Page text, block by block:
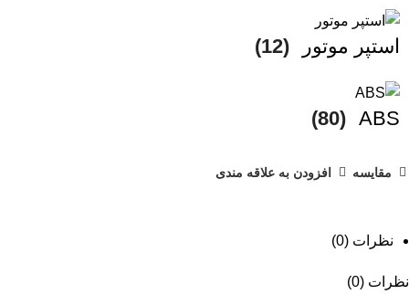
استپر موتور (12)
ABS
(80)
مقایسه افزودن به علاقه مندی
نظرات (0)
نظرات (0)